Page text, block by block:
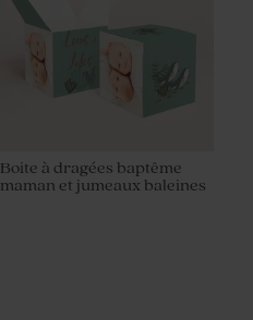
Boite à dragées baptême
maman et jumeaux baleines